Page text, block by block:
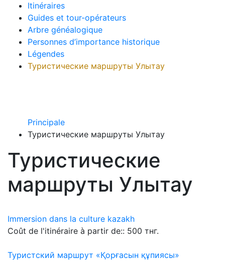
Itinéraires
Guides et tour-opérateurs
Arbre généalogique
Personnes d’importance historique
Légendes
Туристические маршруты Улытау
Principale
Туристические маршруты Улытау
Туристические
маршруты Улытау
Immersion dans la culture kazakh
Coût de l'itinéraire à partir de:: 500 тнг.
Туристский маршрут «Қорғасын құпиясы»